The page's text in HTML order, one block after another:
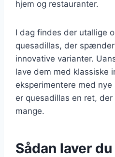
hjem og restauranter.
I dag findes der utallige
quesadillas, der
innovative varianter.
lave dem med klassiske
eksperimentere med
er quesadillas en ret,
mange.
Sådan laver